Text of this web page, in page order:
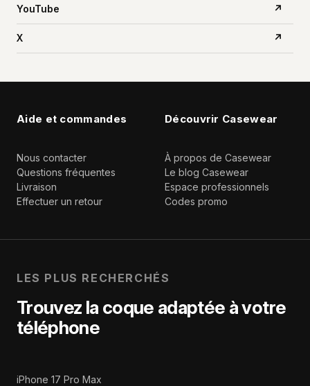
YouTube ↗
X ↗
Aide et commandes
Nous contacter
Questions fréquentes
Livraison
Effectuer un retour
Découvrir Casewear
À propos de Casewear
Le blog Casewear
Espace professionnels
Codes promo
LES PLUS RECHERCHÉS
Trouvez la coque adaptée à votre
téléphone
iPhone 17 Pro Max